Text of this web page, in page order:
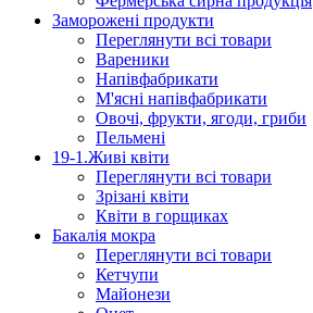
Заморожені продукти
Переглянути всі товари
Вареники
Напівфабрикати
М'ясні напівфабрикати
Овочі, фрукти, ягоди, гриби
Пельмені
19-1.Живі квіти
Переглянути всі товари
Зрізані квіти
Квіти в горщиках
Бакалія мокра
Переглянути всі товари
Кетчупи
Майонези